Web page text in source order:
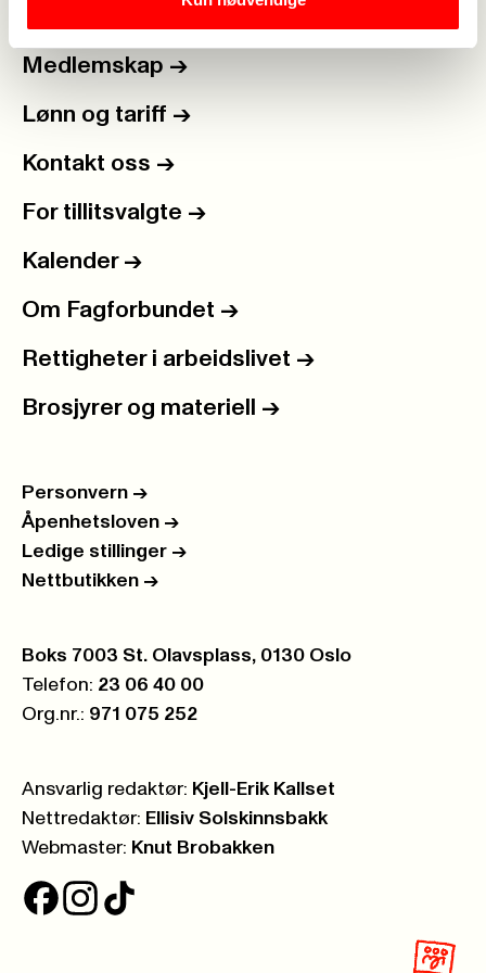
Medlemskap ->
Lønn og tariff ->
Kontakt oss ->
For tillitsvalgte ->
Kalender ->
Om Fagforbundet ->
Rettigheter i arbeidslivet ->
Brosjyrer og materiell ->
Personvern ->
Åpenhetsloven ->
Ledige stillinger ->
Nettbutikken ->
Postboks:
Boks 7003 St. Olavsplass, 0130 Oslo
Telefon: 23 06 40 00
Org.nr.: 971 075 252
Ansvarlig redaktør: Kjell-Erik Kallset
Nettredaktør: Ellisiv Solskinnsbakk
Webmaster: Knut Brobakken